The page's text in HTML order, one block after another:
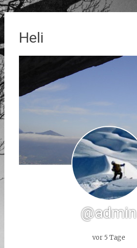
Heli
@admin
vor 5 Tage